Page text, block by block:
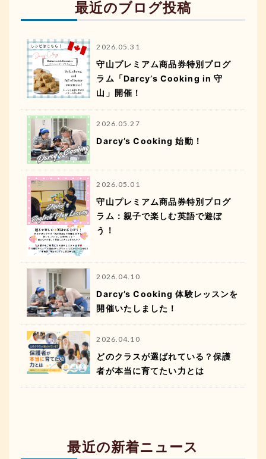
最近のブログ投稿
2026.05.31
守山プレミアム商品券特別プログ
ラム「Darcy’s Cooking in 守
山」開催！
2026.05.27
Darcy’s Cooking 始動！
2026.05.01
守山プレミアム商品券特別プログ
ラム：親子で楽しむ英語で遊ぼ
う！
2026.04.10
Darcy’s Cooking 体験レッスンを
開催いたしました！
2026.04.10
どのクラスが選ばれている？保護
者が本当に育てたい力とは
最近の新着ニュース